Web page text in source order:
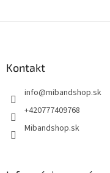
Kontakt
info@mibandshop.sk
+420777409768
Mibandshop.sk